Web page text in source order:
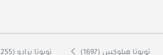
تويوتا هيلوكس (1697) تويوتا برادو (1255)